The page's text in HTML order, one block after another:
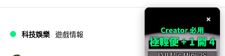
科技娛樂 遊戲情報
×